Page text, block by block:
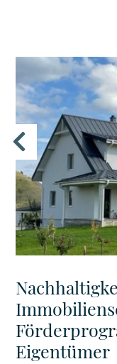
Eigentümer